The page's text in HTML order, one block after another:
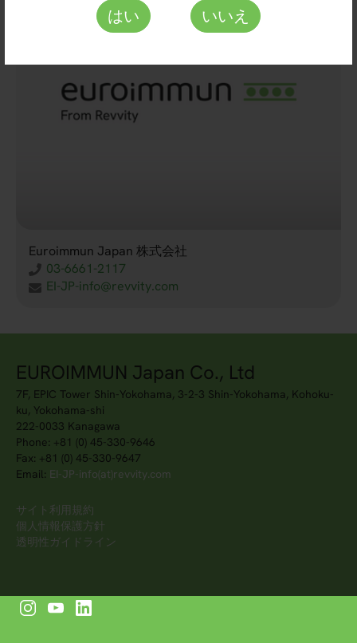
はい いいえ
Euroimmun Japan 株式会社
03-6661-2117
EI-JP-info@revvity.com
EUROIMMUN Japan Co., Ltd
7F, EPIC Tower Shin-Yokohama, 3-2-3 Shin-Yokohama, Kohoku-
ku, Yokohama-shi
222-0033 Kanagawa
Phone: +81 (0) 45-330-9646
Fax: +81 (0) 45-330-9647
Email: EI-JP-info(at)revvity.com
サイト利用規約
個人情報保護方針
透明性ガイドライン